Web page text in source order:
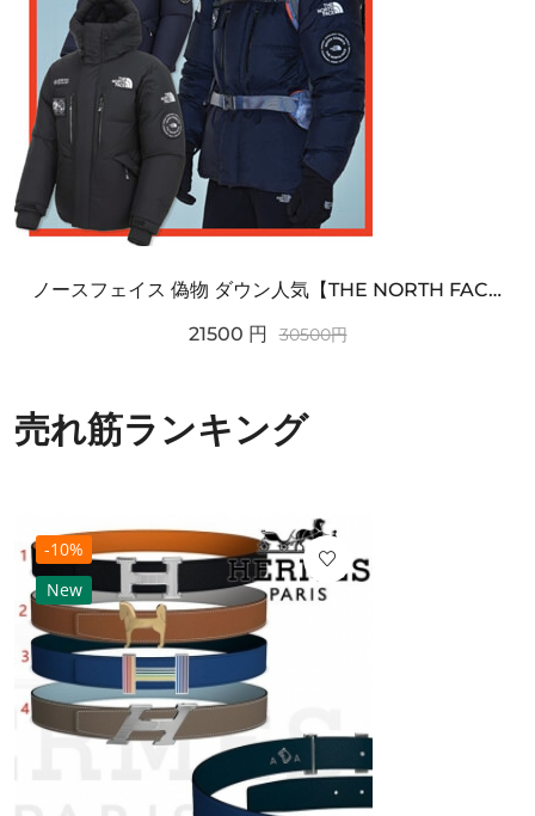
ノースフェイス 偽物 ダウン人気【THE NORTH FACE】M'S 7 SUMMIT HIM...
21500 円 30500円
売れ筋ランキング
-10%
New